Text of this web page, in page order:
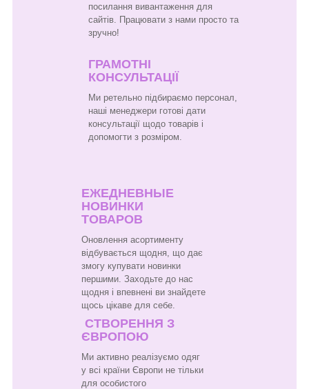
посилання вивантаження для
сайтів. Працювати з нами просто та
зручно!
ГРАМОТНІ
КОНСУЛЬТАЦІЇ
Ми ретельно підбираємо персонал,
наші менеджери готові дати
консультації щодо товарів і
допомогти з розміром.
ЕЖЕДНЕВНЫЕ
НОВИНКИ
ТОВАРОВ
Оновлення асортименту
відбувається щодня, що дає
змогу купувати новинки
першими. Заходьте до нас
щодня і впевнені ви знайдете
щось цікаве для себе.
СТВОРЕННЯ З
ЄВРОПОЮ
Ми активно реалізуємо одяг
у всі країни Європи не тільки
для особистого